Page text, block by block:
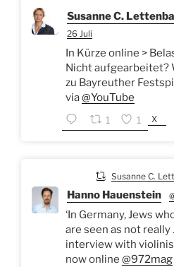
Susanne C.
26 Juli
In Kürze online >
Nicht aufgearbeitet?
zu Bayreuther
via@YouTube
1 1 X
Susanne C.
Hanno Hauenstein
‘In Germany, Jews
are seen as not really
interview with
now online @972mag